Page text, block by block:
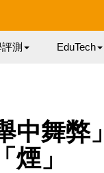
測 EduTech
中舞弊
煙」